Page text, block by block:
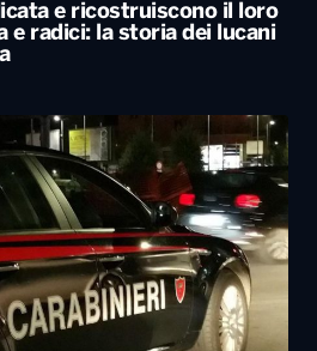
e ricostruiscono il loro
radici: la storia dei lucani